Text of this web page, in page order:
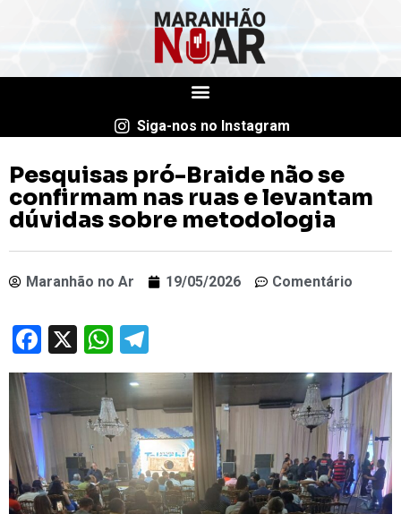
Siga-nos no Instagram
Pesquisas pró-Braide não se
confirmam nas ruas e levantam
dúvidas sobre metodologia
Maranhão no Ar 19/05/2026 Comentário
Facebook
X WhatsApp